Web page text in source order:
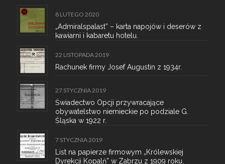
8 LUTEGO 2020
„Admiralspalast” – karta napojów i deserów z
kawiarni i kabaretu hotelu.
22 LISTOPADA 2019
Rachunek firmy Josef Augustin z 1934r.
27 STYCZNIA 2019
Świadectwo Opcji przywracające
obywatelstwo niemieckie po podziale G.
Śląska w 1922 r.
7 STYCZNIA 2019
List na papierze firmowym „Królewskiej
Dyrekcji Kopalń” w Zabrzu z 1909 roku.